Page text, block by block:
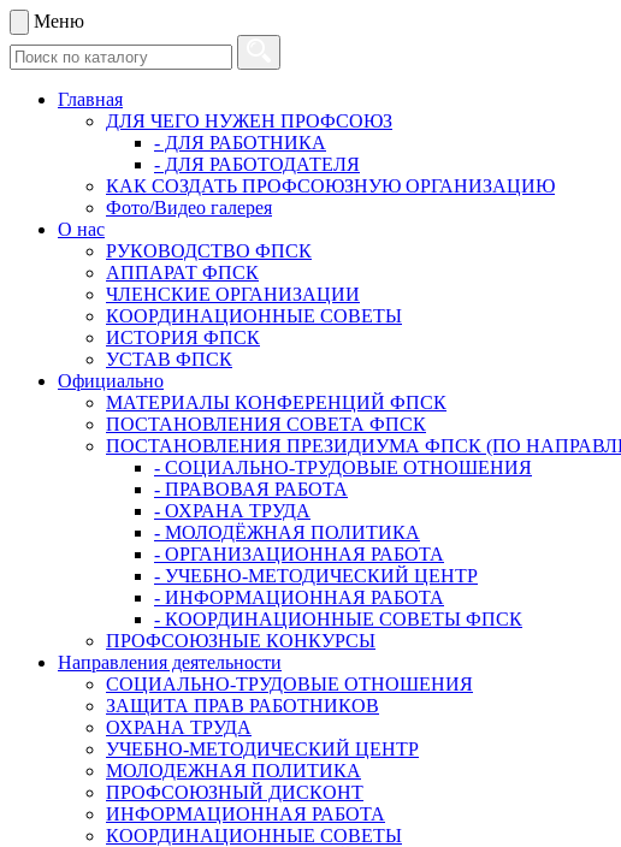
Меню
Главная
ДЛЯ ЧЕГО НУЖЕН ПРОФСОЮЗ
- ДЛЯ РАБОТНИКА
- ДЛЯ РАБОТОДАТЕЛЯ
КАК СОЗДАТЬ ПРОФСОЮЗНУЮ ОРГАНИЗАЦИЮ
Фото/Видео галерея
О нас
РУКОВОДСТВО ФПСК
АППАРАТ ФПСК
ЧЛЕНСКИЕ ОРГАНИЗАЦИИ
КООРДИНАЦИОННЫЕ СОВЕТЫ
ИСТОРИЯ ФПСК
УСТАВ ФПСК
Официально
МАТЕРИАЛЫ КОНФЕРЕНЦИЙ ФПСК
ПОСТАНОВЛЕНИЯ СОВЕТА ФПСК
ПОСТАНОВЛЕНИЯ ПРЕЗИДИУМА ФПСК (ПО
- СОЦИАЛЬНО-ТРУДОВЫЕ ОТНОШЕНИЯ
- ПРАВОВАЯ РАБОТА
- ОХРАНА ТРУДА
- МОЛОДЁЖНАЯ ПОЛИТИКА
- ОРГАНИЗАЦИОННАЯ РАБОТА
- УЧЕБНО-МЕТОДИЧЕСКИЙ ЦЕНТР
- ИНФОРМАЦИОННАЯ РАБОТА
- КООРДИНАЦИОННЫЕ СОВЕТЫ ФПСК
ПРОФСОЮЗНЫЕ КОНКУРСЫ
Направления деятельности
СОЦИАЛЬНО-ТРУДОВЫЕ ОТНОШЕНИЯ
ЗАЩИТА ПРАВ РАБОТНИКОВ
ОХРАНА ТРУДА
УЧЕБНО-МЕТОДИЧЕСКИЙ ЦЕНТР
МОЛОДЕЖНАЯ ПОЛИТИКА
ПРОФСОЮЗНЫЙ ДИСКОНТ
ИНФОРМАЦИОННАЯ РАБОТА
КООРДИНАЦИОННЫЕ СОВЕТЫ